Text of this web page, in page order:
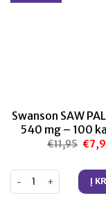
Swanson SAW
540 mg – 100
€11,95
price
€
produkto kiekis: Į